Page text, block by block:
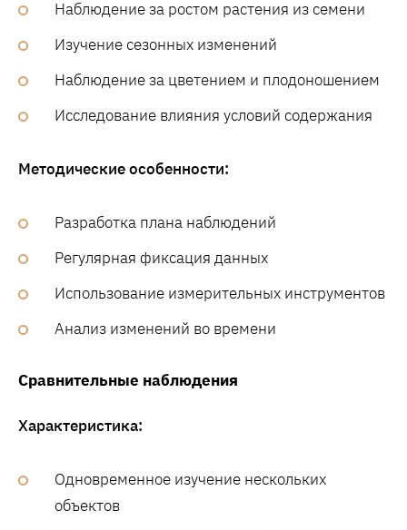
Наблюдение за ростом растения из семени
Изучение сезонных изменений
Наблюдение за цветением и плодоношением
Исследование влияния условий содержания
Методические особенности:
Разработка плана наблюдений
Регулярная фиксация данных
Использование измерительных инструментов
Анализ изменений во времени
Сравнительные наблюдения
Характеристика:
Одновременное изучение нескольких
объектов